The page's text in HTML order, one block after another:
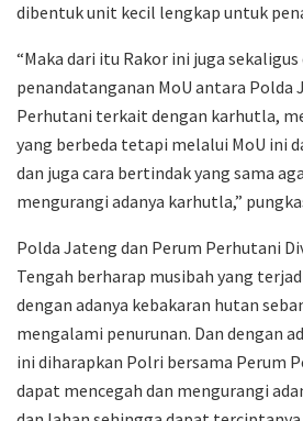
dibentuk unit kecil lengkap untuk
“Maka dari itu Rakor ini juga
penandatanganan MoU antara Polda
Perhutani terkait dengan karhutla,
yang berbeda tetapi melalui MoU ini
dan juga cara bertindak yang sama
mengurangi adanya karhutla,”
Polda Jateng dan Perum Perhutani
Tengah berharap musibah yang
dengan adanya kebakaran hutan
mengalami penurunan. Dan dengan
ini diharapkan Polri bersama Perum
dapat mencegah dan mengurangi